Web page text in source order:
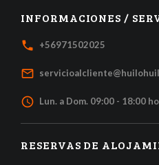
INFORMACIONES /
local_phone +56971502025
mail_outline
access_time Lun. a Dom. 09:00 - 18:00
RESERVAS DE